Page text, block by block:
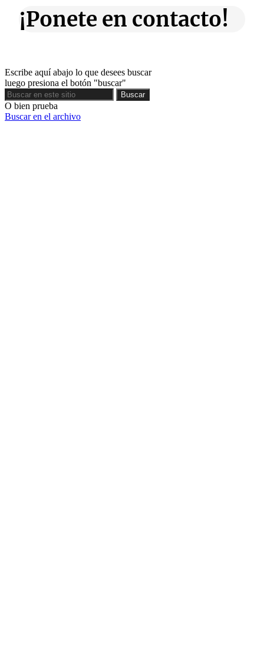
¡Ponete en contacto!
Escribe aquí abajo lo que desees buscar
luego presiona el botón "buscar"
Buscar
Buscar
O bien prueba
Buscar en el archivo